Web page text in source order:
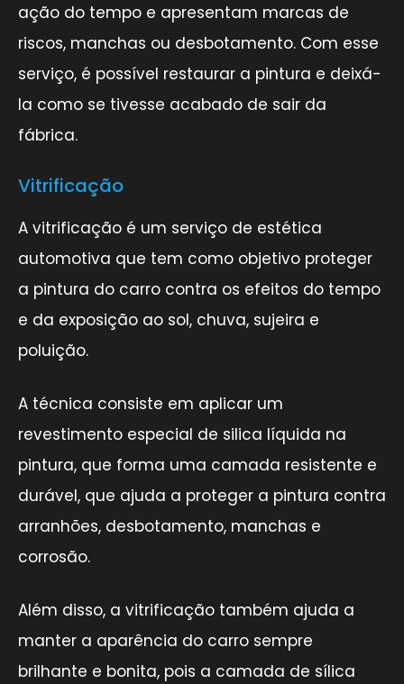
ação do tempo e apresentam marcas de
riscos, manchas ou desbotamento. Com esse
serviço, é possível restaurar a pintura e deixá-
la como se tivesse acabado de sair da
fábrica.
Vitrificação
A vitrificação é um serviço de estética
automotiva que tem como objetivo proteger
a pintura do carro contra os efeitos do tempo
e da exposição ao sol, chuva, sujeira e
poluição.
A técnica consiste em aplicar um
revestimento especial de silica líquida na
pintura, que forma uma camada resistente e
durável, que ajuda a proteger a pintura contra
arranhões, desbotamento, manchas e
corrosão.
Além disso, a vitrificação também ajuda a
manter a aparência do carro sempre
brilhante e bonita, pois a camada de sílica